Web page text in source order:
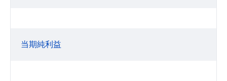
当期純利益